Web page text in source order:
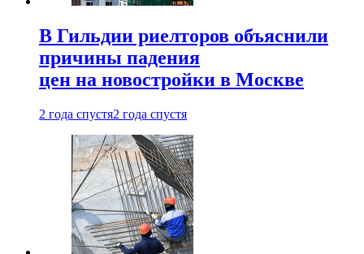
В Гильдии риелторов объяснили
причины падения
цен на новостройки в Москве
2 года спустя2 года спустя